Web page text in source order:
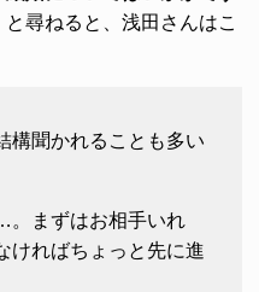
と尋ねると、浅田さんはこ
構聞かれることも多い
。まずはお相手いれ
ければちょっと先に進